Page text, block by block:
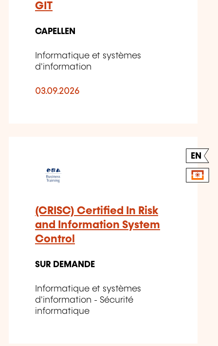
GIT
CAPELLEN
Informatique et systèmes
d'information
03.09.2026
EN
(CRISC) Certified In Risk
and Information System
Control
SUR DEMANDE
Informatique et systèmes
d'information - Sécurité
informatique